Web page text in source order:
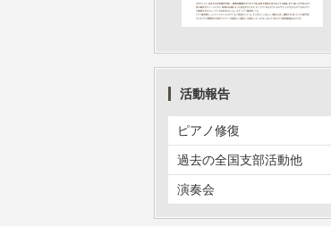
活動報告
ピアノ修復
過去の全国支部活動他
演奏会